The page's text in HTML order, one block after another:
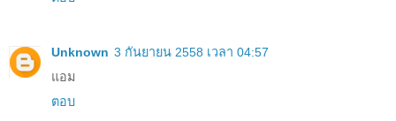
Unknown 3 กันยายน 2558 เวลา 04:57
แอม
ตอบ